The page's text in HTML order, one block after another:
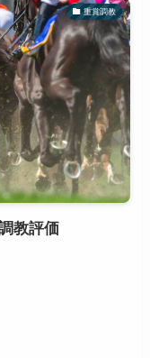
重賞調教
教評価